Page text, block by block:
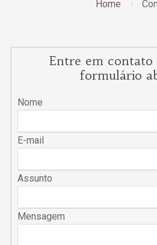
Home
Entre em contato
formulário
Nome
E-mail
Assunto
Mensagem